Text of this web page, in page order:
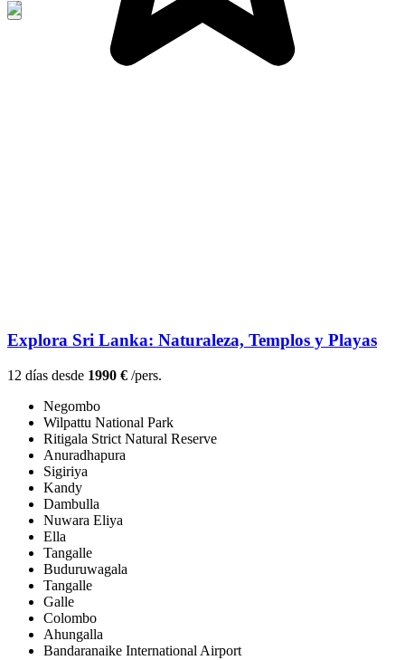
Explora Sri Lanka: Naturaleza, Templos y Playas
12 días desde 1990 € /pers.
Negombo
Wilpattu National Park
Ritigala Strict Natural Reserve
Anuradhapura
Sigiriya
Kandy
Dambulla
Nuwara Eliya
Ella
Tangalle
Buduruwagala
Tangalle
Galle
Colombo
Ahungalla
Bandaranaike International Airport